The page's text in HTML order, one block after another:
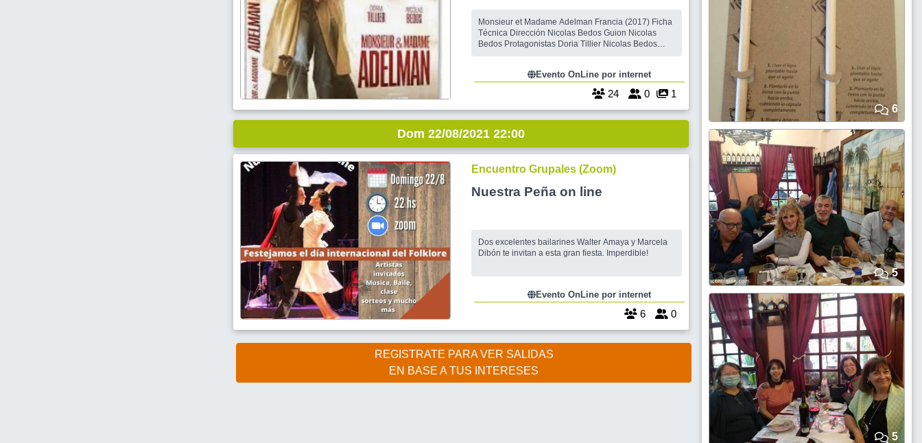
Monsieur et Madame Adelman Francia (2017) Ficha
Técnica Dirección Nicolas Bedos Guion Nicolas
Bedos Protagonistas Doria Tillier Nicolas Bedos
2017 Género Drama Duración 120 minutos
Idioma(s) Francés Sinópsis Cuando
Evento OnLine por internet
24 0 1
Dom 22/08/2021 22:00
Encuentro Grupales (Zoom)
Nuestra Peña on line
Dos excelentes bailarines Walter Amaya y Marcela
Dibón te invitan a esta gran fiesta. Imperdible!
Evento OnLine por internet
6 0
REGISTRATE PARA VER SALIDAS
EN BASE A TUS INTERESES
6
5
5